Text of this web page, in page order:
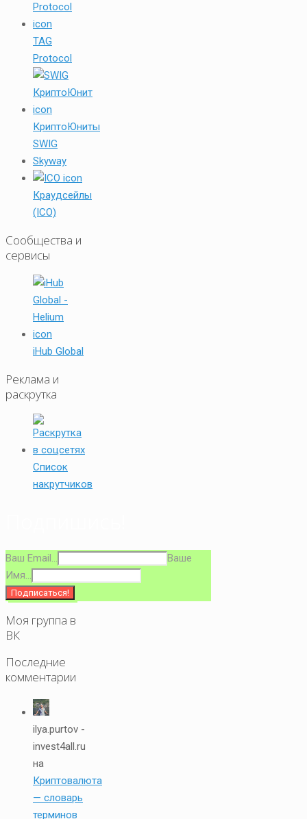
TAG
Protocol
КриптоЮниты
SWIG
Skyway
Краудсейлы
(ICO)
Сообщества и
сервисы
iHub Global
Реклама и
раскрутка
Список
накрутчиков
Ваш Email...
Ваше
Имя...
Моя группа в
ВК
Последние
комментарии
ilya.purtov -
invest4all.ru
на
Криптовалюта
— словарь
терминов